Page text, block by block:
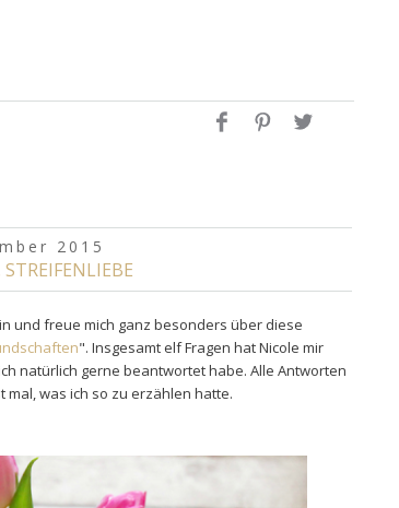
2015
und freue mich ganz besonders über diese
". Insgesamt elf Fragen hat Nicole mir
natürlich gerne beantwortet habe. Alle Antworten
was ich so zu erzählen hatte.